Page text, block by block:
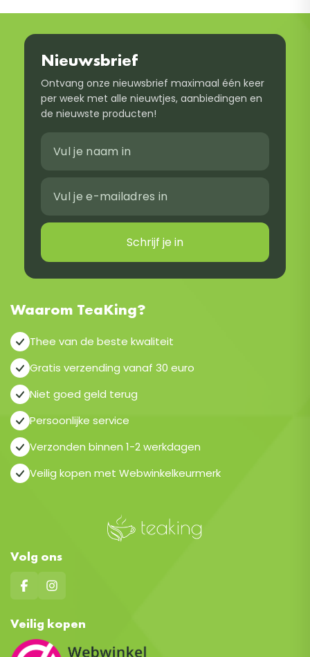
Nieuwsbrief
Ontvang onze nieuwsbrief maximaal één keer
per week met alle nieuwtjes, aanbiedingen en
de nieuwste producten!
Schrijf je in
Waarom TeaKing?
Thee van de beste kwaliteit
Gratis verzending vanaf 30 euro
Niet goed geld terug
Persoonlijke service
Verzonden binnen 1-2 werkdagen
Veilig kopen met Webwinkelkeurmerk
Volg ons
Veilig kopen